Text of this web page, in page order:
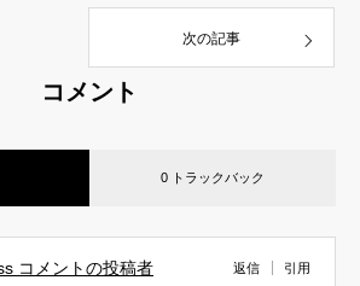
次の記事
コメント
0 トラックバック
コメントの投稿者 返信 引用